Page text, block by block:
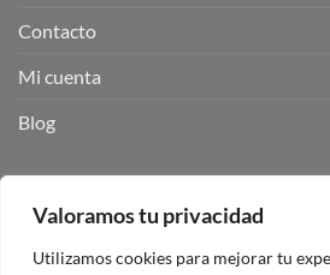
Valoramos tu privacidad
Utilizamos cookies para mejorar tu
Contacto
Mi cuenta
Blog